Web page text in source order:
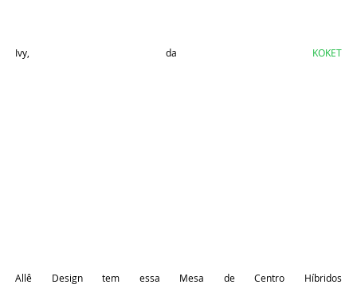
Ivy, da KOKET
Allê Design tem essa Mesa de Centro Híbridos